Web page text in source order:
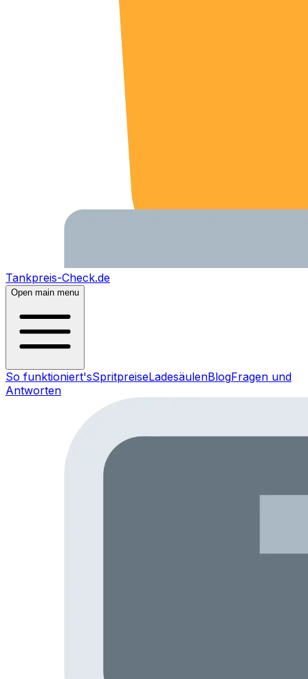
Tankpreis-Check.de
Open main menu
So funktioniert'sSpritpreiseLadesäulenBlogFragen und
Antworten